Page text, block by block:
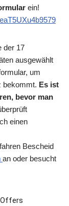
ein!
der 17
ausgewählt
um
bekommt. Es ist
bevor man
einen
Bescheid
an oder besucht